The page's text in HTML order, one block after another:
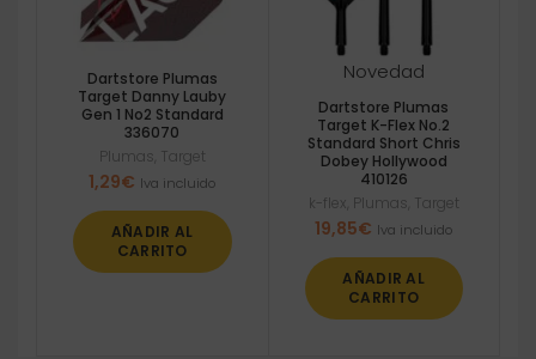
Dartstore Plumas
Target Danny Lauby
Gen 1 No2 Standard
336070
Plumas Target
1,29€ Iva incluido
AÑADIR AL
CARRITO
Novedad
Dartstore Plumas
Target K-Flex No.2
Standard Short Chris
Dobey Hollywood
410126
k-flex Plumas Target
19,85€ Iva incluido
AÑADIR AL
CARRITO